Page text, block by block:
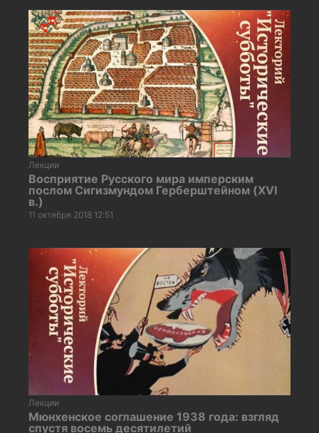
Лекции
Восприятие Русского мира имперским
послом Сигизмундом Герберштейном (XVI
в.)
11 октября 2018 12:51
Лекции
Мюнхенское соглашение 1938 года: взгляд
спустя восемь десятилетий